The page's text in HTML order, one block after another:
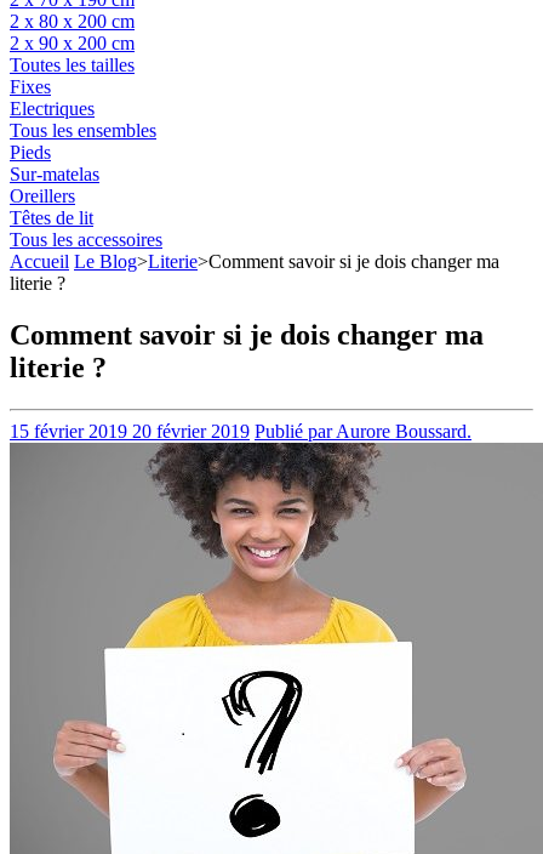
2 x 80 x 200 cm
2 x 90 x 200 cm
Toutes les tailles
Fixes
Electriques
Tous les ensembles
Pieds
Sur-matelas
Oreillers
Têtes de lit
Tous les accessoires
Accueil Le Blog>Literie>Comment savoir si je dois changer ma
literie ?
Comment savoir si je dois changer ma
literie ?
15 février 2019 20 février 2019 Publié par Aurore Boussard.